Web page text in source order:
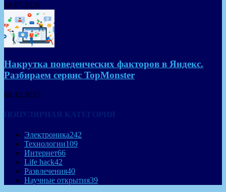
08.07.2026
Накрутка поведенческих факторов в Яндекс.
Разбираем сервис TopMonster
08.12.2025
ПОПУЛЯРНАЯ КАТЕГОРИЯ
Электроника242
Технологии109
Интернет66
Life hack42
Развлечения40
Научные открытия39